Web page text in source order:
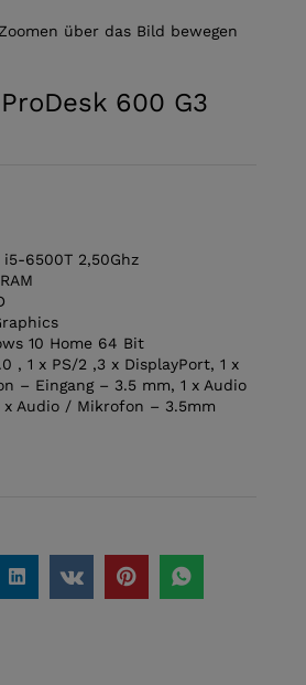
über das Bild bewegen
600 G3
6500T 2,50Ghz
10 Home 64 Bit
, 1 x PS/2 ,3 x DisplayPort, 1 x
– Eingang – 3.5 mm, 1 x Audio
x Audio / Mikrofon – 3.5mm